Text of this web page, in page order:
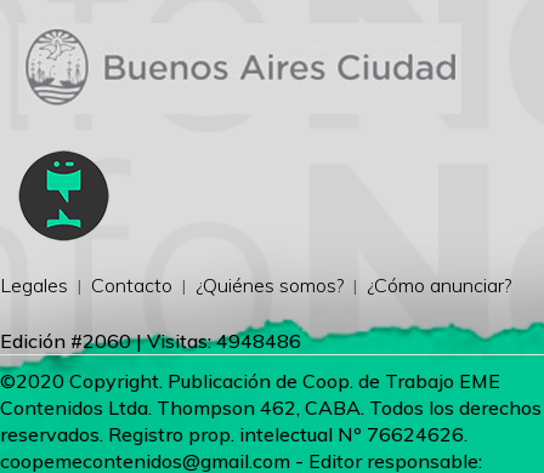
Legales Contacto ¿Quiénes somos? ¿Cómo anunciar?
Edición #2060 | Visitas: 4948486
©2020 Copyright. Publicación de Coop. de Trabajo EME
Contenidos Ltda. Thompson 462, CABA. Todos los derechos
reservados. Registro prop. intelectual Nº 76624626.
coopemecontenidos@gmail.com - Editor responsable: